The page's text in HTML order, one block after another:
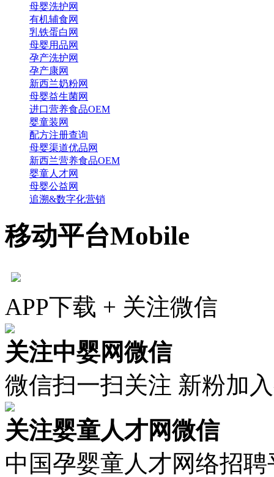
母婴洗护网
有机辅食网
乳铁蛋白网
母婴用品网
孕产洗护网
孕产康网
新西兰奶粉网
母婴益生菌网
进口营养食品OEM
婴童装网
配方注册查询
母婴渠道优品网
新西兰营养食品OEM
婴童人才网
母婴公益网
追溯&数字化营销
移动平台Mobile
APP下载 + 关注微信
关注中婴网微信
微信扫一扫关注 新粉加
关注婴童人才网微信
中国孕婴童人才网络招聘